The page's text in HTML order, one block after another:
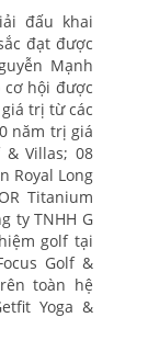
đấu khai
đạt được
Mạnh
cơ hội được
trị từ các
năm trị giá
& Villas; 08
Royal Long
Titanium
ty TNHH G
golf tại
Golf &
toàn hệ
Yoga &